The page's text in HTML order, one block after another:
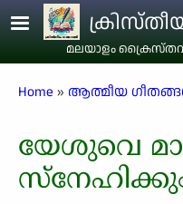
Skip to main content
മലയാളം
Breadcrumb
Home ആത്മീയ
യേശുവെ